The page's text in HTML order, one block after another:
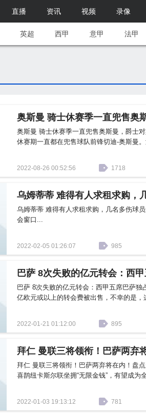
直播 资讯 视频 录像
英超 西甲 意甲 法甲
奥斯曼 骑士休赛季一直兜售奥
奥斯曼 骑士休赛季一直兜售奥斯曼，爵士
休赛期一直都在兜售球队前锋切迪-奥斯曼
2022-08-26 00:52:56 1718
乌姆蒂蒂 难得有人求租求购，几名多伤球
会窗口...
2022-02-05 01:26:07 985
巴萨 8次失败的亿元转会：西甲五席巴萨
亿欧元或以上的转会费被出售，不幸的是，
2022-01-21 01:12:00 895
拜仁 曼联三将领衔！巴萨两弃将在内！盘
喜鹊纽卡斯尔联坐拥“无限金钱”，有望成为
2022-01-03 19:13:12 781